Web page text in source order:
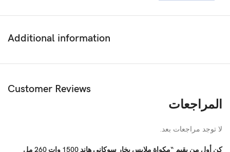
Additional information
Customer Reviews
المراجعات
لا توجد مراجعات بعد.
كن أول من يقيم “مكواة ملابس بخار سوكاني هاند 1500 وات 260 مل